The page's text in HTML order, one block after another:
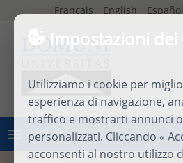
Impostazioni
Utilizziamo i cookie per
esperienza di navigazione,
traffico e mostrarti annunci
personalizzati. Cliccando «
acconsenti al nostro utilizzo
Français English Español
MENU